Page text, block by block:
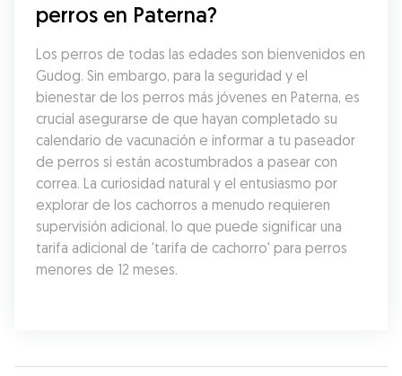
perros en Paterna?
Los perros de todas las edades son bienvenidos en
Gudog. Sin embargo, para la seguridad y el
bienestar de los perros más jóvenes en Paterna, es
crucial asegurarse de que hayan completado su
calendario de vacunación e informar a tu paseador
de perros si están acostumbrados a pasear con
correa. La curiosidad natural y el entusiasmo por
explorar de los cachorros a menudo requieren
supervisión adicional, lo que puede significar una
tarifa adicional de 'tarifa de cachorro' para perros
menores de 12 meses.